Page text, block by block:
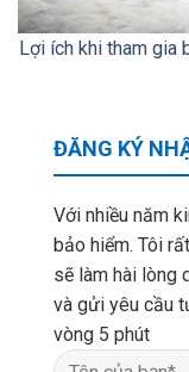
Lợi ích khi tham gia
ĐĂNG KÝ
Với nhiều năm
bảo hiểm. Tôi
sẽ làm hài lòng
và gửi yêu cầu
vòng 5 phút